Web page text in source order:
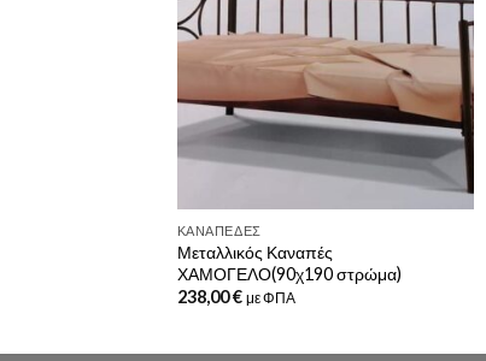
ΚΑΝΑΠΈΔΕΣ
Μεταλλικός Καναπές
ΧΑΜΟΓΕΛΟ(90χ190 στρώμα)
238,00€ με ΦΠΑ